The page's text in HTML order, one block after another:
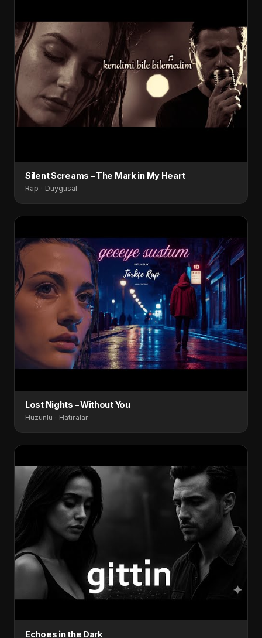
Silent Screams – The Mark in My Heart
Rap · Duygusal
Lost Nights – Without You
Hüzünlü · Hatıralar
Echoes in the Dark